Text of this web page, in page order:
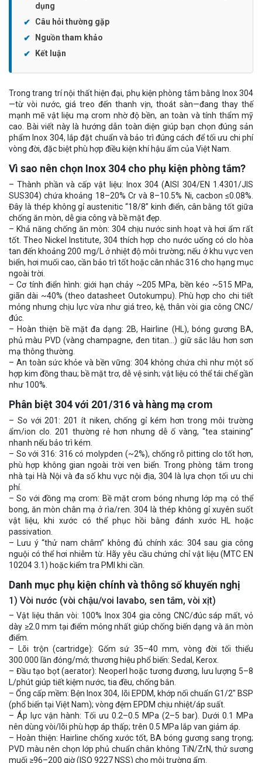
dụng
Câu hỏi thường gặp
Nguồn tham khảo
Kết luận
Trong trang trí nội thất hiện đại, phụ kiện phòng tắm bằng Inox 304
—từ vòi nước, giá treo đến thanh vịn, thoát sàn—đang thay thế
mạnh mẽ vật liệu mạ crom nhờ độ bền, an toàn và tính thẩm mỹ
cao. Bài viết này là hướng dẫn toàn diện giúp bạn chọn đúng sản
phẩm Inox 304, lắp đặt chuẩn và bảo trì đúng cách để tối ưu chi phí
vòng đời, đặc biệt phù hợp điều kiện khí hậu ẩm của Việt Nam.
Vì sao nên chọn Inox 304 cho phụ kiện phòng tắm?
– Thành phần và cấp vật liệu: Inox 304 (AISI 304/EN 1.4301/JIS
SUS304) chứa khoảng 18–20% Cr và 8–10.5% Ni, cacbon ≤0.08%.
Đây là thép không gỉ austenitic “18/8” kinh điển, cân bằng tốt giữa
chống ăn mòn, dễ gia công và bề mặt đẹp.
– Khả năng chống ăn mòn: 304 chịu nước sinh hoạt và hơi ẩm rất
tốt. Theo Nickel Institute, 304 thích hợp cho nước uống có clo hòa
tan đến khoảng 200 mg/L ở nhiệt độ môi trường; nếu ở khu vực ven
biển, hơi muối cao, cần bảo trì tốt hoặc cân nhắc 316 cho hạng mục
ngoài trời.
– Cơ tính điển hình: giới hạn chảy ~205 MPa, bền kéo ~515 MPa,
giãn dài ~40% (theo datasheet Outokumpu). Phù hợp cho chi tiết
mỏng nhưng chịu lực vừa như giá treo, kệ, thân vòi gia công CNC/
đúc.
– Hoàn thiện bề mặt đa dạng: 2B, Hairline (HL), bóng gương BA,
phủ màu PVD (vàng champagne, đen titan…) giữ sắc lâu hơn sơn
mạ thông thường.
– An toàn sức khỏe và bền vững: 304 không chứa chì như một số
hợp kim đồng thau; bề mặt trơ, dễ vệ sinh; vật liệu có thể tái chế gần
như 100%.
Phân biệt 304 với 201/316 và hàng mạ crom
– So với 201: 201 ít niken, chống gỉ kém hơn trong môi trường
ẩm/ion clo. 201 thường rẻ hơn nhưng dễ ố vàng, “tea staining”
nhanh nếu bảo trì kém.
– So với 316: 316 có molypden (~2%), chống rỗ pitting clo tốt hơn,
phù hợp không gian ngoài trời ven biển. Trong phòng tắm trong
nhà tại Hà Nội và đa số khu vực nội địa, 304 là lựa chọn tối ưu chi
phí.
– So với đồng mạ crom: Bề mặt crom bóng nhưng lớp mạ có thể
bong, ăn mòn chân mạ ở rìa/ren. 304 là thép không gỉ xuyên suốt
vật liệu, khi xước có thể phục hồi bằng đánh xước HL hoặc
passivation.
– Lưu ý “thử nam châm” không đủ chính xác: 304 sau gia công
nguội có thể hơi nhiễm từ. Hãy yêu cầu chứng chỉ vật liệu (MTC EN
10204 3.1) hoặc kiểm tra PMI khi cần.
Danh mục phụ kiện chính và thông số khuyến nghị
1) Vòi nước (vòi chậu/voi lavabo, sen tắm, vòi xịt)
– Vật liệu thân vòi: 100% Inox 304 gia công CNC/đúc sáp mất, vỏ
dày ≥2.0 mm tại điểm mỏng nhất giúp chống biến dạng và ăn mòn
điểm.
– Lõi trộn (cartridge): Gốm sứ 35–40 mm, vòng đời tối thiểu
300.000 lần đóng/mở; thương hiệu phổ biến: Sedal, Kerox.
– Đầu tạo bọt (aerator): Neoperl hoặc tương đương, lưu lượng 5–8
L/phút giúp tiết kiệm nước, tia đều, chống bắn.
– Ống cấp mềm: Bện Inox 304, lõi EPDM, khớp nối chuẩn G1/2″ BSP
(phổ biến tại Việt Nam); vòng đệm EPDM chịu nhiệt/áp suất.
– Áp lực vận hành: Tối ưu 0.2–0.5 MPa (2–5 bar). Dưới 0.1 MPa
nên dùng vòi/lõi phù hợp áp thấp; trên 0.5 MPa lắp van giảm áp.
– Hoàn thiện: Hairline chống xước tốt, BA bóng gương sang trọng;
PVD màu nên chọn lớp phủ chuẩn chân không TiN/ZrN, thử sương
muối ≥96–200 giờ (ISO 9227 NSS) cho môi trường ẩm.